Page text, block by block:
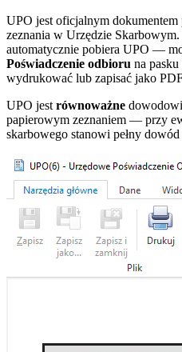
UPO jest oficjalnym dokumentem
zeznania w Urzędzie
automatycznie pobiera UPO —
Poświadczenie odbioru na
wydrukować lub zapisać jako
UPO jest równoważne
papierowym zeznaniem — przy
skarbowego stanowi pełny